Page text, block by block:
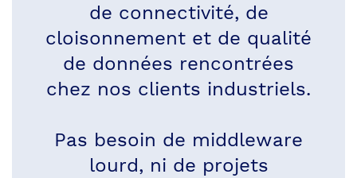
de connectivité, de
cloisonnement et de qualité
de données rencontrées
chez nos clients industriels.
Pas besoin de middleware
lourd, ni de projets